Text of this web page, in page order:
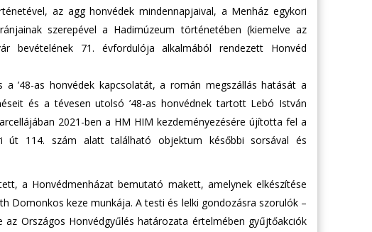
az agg honvédek mindennapjaival, a Menház egykori
szerepével a Hadimúzeum történetében (kiemelve az
bevételének 71. évfordulója alkalmából rendezett Honvéd
’48-as honvédek kapcsolatát, a román megszállás hatását a
és a tévesen utolsó ’48-as honvédnek tartott Lebó István
2021-ben a HM HIM kezdeményezésére újította fel a
út 114. szám alatt található objektum későbbi sorsával és
a Honvédmenházat bemutató makett, amelynek elkészítése
Domonkos keze munkája. A testi és lelki gondozásra szorulók –
Országos Honvédgyűlés határozata értelmében gyűjtőakciók